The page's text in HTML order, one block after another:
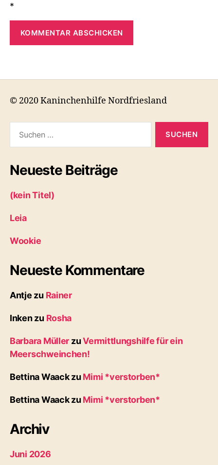
*
© 2020 Kaninchenhilfe Nordfriesland
nach:
Neueste Beiträge
(kein Titel)
Leia
Wookie
Neueste Kommentare
Antje zu Rainer
Inkenzu Rosha
Barbara Müller zuVermittlungshilfe für ein
Meerschweinchen!
Bettina Waackzu Mimi *verstorben*
Bettina Waackzu Mimi *verstorben*
Archiv
Juni 2026